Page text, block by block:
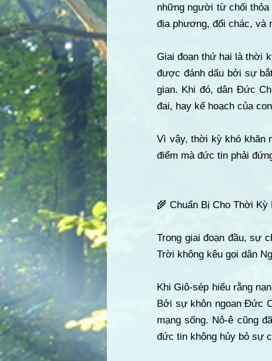
những người từ chối
địa phương, đổi chác, và
Giai đoạn thứ hai là thời
được đánh dấu bởi sự
gian. Khi đó, dân Đức
đai, hay kế hoạch của
Vì vậy, thời kỳ khó khăn
điểm mà đức tin phải
🌾 Chuẩn Bị Cho Thời Kỳ
Trong giai đoạn đầu, sự
Trời không kêu gọi dân
Khi Giô-sép hiểu rằng
Bởi sự khôn ngoan Đức
mạng sống. Nô-ê cũng
đức tin không hủy bỏ sự